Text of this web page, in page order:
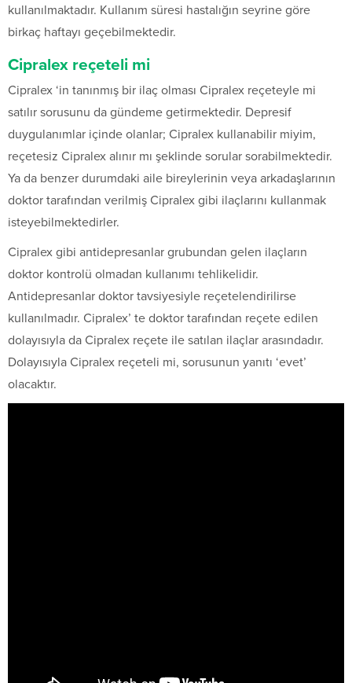
kullanılmaktadır. Kullanım süresi hastalığın seyrine göre
birkaç haftayı geçebilmektedir.
Cipralex reçeteli mi
Cipralex ‘in tanınmış bir ilaç olması Cipralex reçeteyle mi
satılır sorusunu da gündeme getirmektedir. Depresif
duygulanımlar içinde olanlar; Cipralex kullanabilir miyim,
reçetesiz Cipralex alınır mı şeklinde sorular sorabilmektedir.
Ya da benzer durumdaki aile bireylerinin veya arkadaşlarının
doktor tarafından verilmiş Cipralex gibi ilaçlarını kullanmak
isteyebilmektedirler.
Cipralex gibi antidepresanlar grubundan gelen ilaçların
doktor kontrolü olmadan kullanımı tehlikelidir.
Antidepresanlar doktor tavsiyesiyle reçetelendirilirse
kullanılmadır. Cipralex’ te doktor tarafından reçete edilen
dolayısıyla da Cipralex reçete ile satılan ilaçlar arasındadır.
Dolayısıyla Cipralex reçeteli mi, sorusunun yanıtı ‘evet’
olacaktır.